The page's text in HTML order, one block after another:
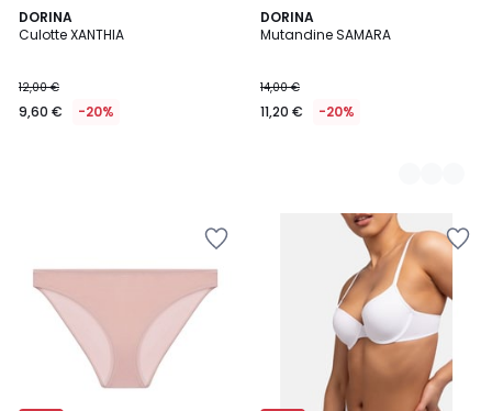
DORINA
Culotte XANTHIA
12,00 €
9,60 € -20%
DORINA
Mutandine SAMARA
14,00 €
11,20 € -20%
2
Colori